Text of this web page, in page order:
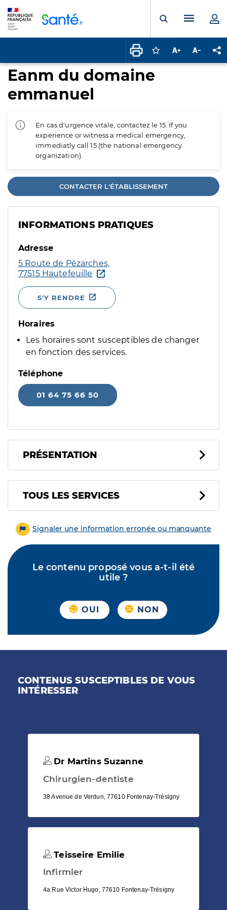
Ouvrir laMenu
Connectez-vous
Augmenter la
Eanm du domaine
emmanuel
En cas d'urgence vitale, contactez le 15. If you
experience or witness a medical emergency,
immediatly call 15 (the national emergency
organization).
CONTACTER L'ÉTABLISSEMENT
INFORMATIONS PRATIQUES
Adresse
5 Route de Pézarches,
77515 Hautefeuille
S'Y RENDRE
Horaires
Les horaires sont susceptibles de changer
en fonction des services.
Téléphone
01 64 75 66 50
PRÉSENTATION
Tous les services
TOUS LES SERVICES
Signaler une information erronée ou manquante
Le contenu proposé vous a-t-il été
utile ?
OUI NON
CONTENUS SUSCEPTIBLES DE VOUS
INTÉRESSER
Dr Martins Suzanne
Chirurgien-dentiste
38 Avenue de Verdun, 77610 Fontenay-Trésigny
Teisseire Emilie
Infirmier
4a Rue Victor Hugo, 77610 Fontenay-Trésigny